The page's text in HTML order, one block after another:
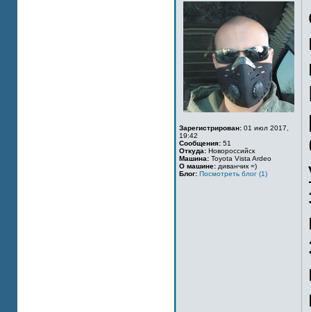
Зарегистрирован: 01 июл 2017,
19:42
Сообщения: 51
Откуда: Новороссийск
Машина: Toyota Vista Ardeo
О машине: диванчик =)
Блог: Посмотреть блог (1)